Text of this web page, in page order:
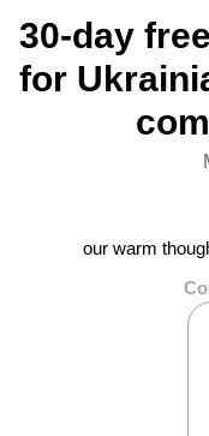
30-day
for
our warm